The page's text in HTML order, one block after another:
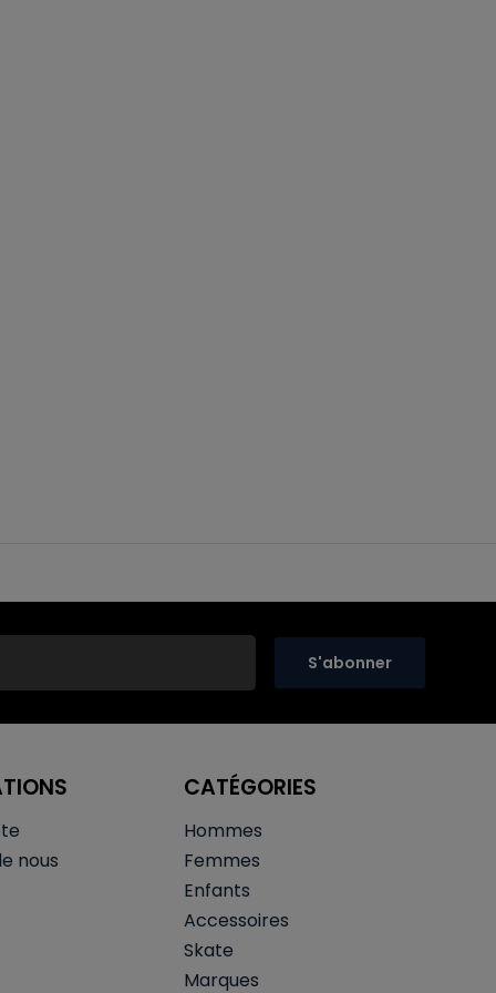
S'abonner
nous
CATÉGORIES
Hommes
Femmes
Enfants
Accessoires
Skate
Marques